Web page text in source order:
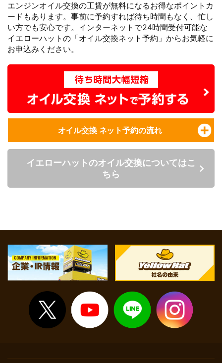
エンジンオイル交換の工賃が無料になるお得なポイントカ
ードもあります。事前に予約すれば待ち時間もなく、忙し
い方でも安心です。インターネットで24時間受付可能な
イエローハットの「オイル交換ネット予約」からお気軽に
お申込みください。
オイル交換 ネット予約の流れ
イエローハットのオイル交換についてはこ
ちら